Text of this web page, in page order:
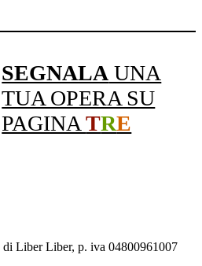
SEGNALA UNA
TUA OPERA SU
PAGINATRE
Liber Liber, p. iva 04800961007